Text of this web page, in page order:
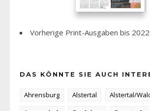
Vorherige Print-Ausgaben bis 2022:
DAS KÖNNTE SIE AUCH
Ahrensburg Alstertal
Alstertal/